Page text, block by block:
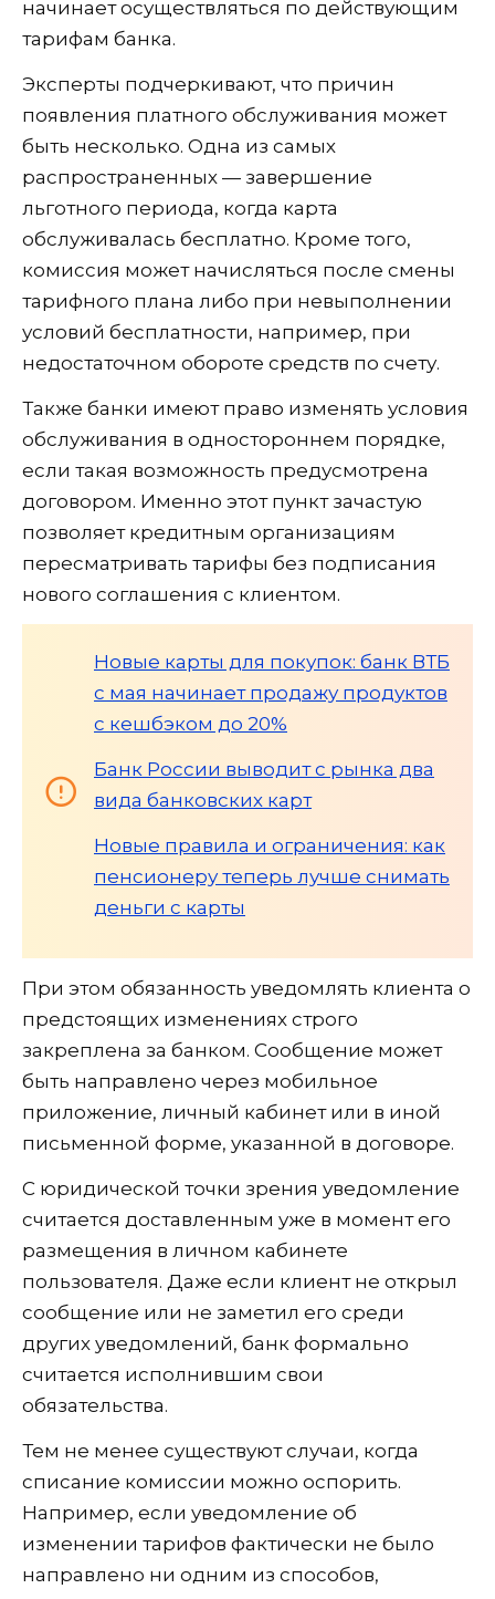
начинает осуществляться по действующим
тарифам банка.
Эксперты подчеркивают, что причин
появления платного обслуживания может
быть несколько. Одна из самых
распространенных — завершение
льготного периода, когда карта
обслуживалась бесплатно. Кроме того,
комиссия может начисляться после смены
тарифного плана либо при невыполнении
условий бесплатности, например, при
недостаточном обороте средств по счету.
Также банки имеют право изменять условия
обслуживания в одностороннем порядке,
если такая возможность предусмотрена
договором. Именно этот пункт зачастую
позволяет кредитным организациям
пересматривать тарифы без подписания
нового соглашения с клиентом.
Новые карты для покупок: банк ВТБ
с мая начинает продажу продуктов
с кешбэком до 20%
Банк России выводит с рынка два
вида банковских карт
Новые правила и ограничения: как
пенсионеру теперь лучше снимать
деньги с карты
При этом обязанность уведомлять клиента о
предстоящих изменениях строго
закреплена за банком. Сообщение может
быть направлено через мобильное
приложение, личный кабинет или в иной
письменной форме, указанной в договоре.
С юридической точки зрения уведомление
считается доставленным уже в момент его
размещения в личном кабинете
пользователя. Даже если клиент не открыл
сообщение или не заметил его среди
других уведомлений, банк формально
считается исполнившим свои
обязательства.
Тем не менее существуют случаи, когда
списание комиссии можно оспорить.
Например, если уведомление об
изменении тарифов фактически не было
направлено ни одним из способов,